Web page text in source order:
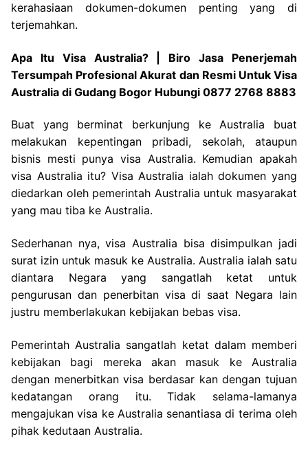
kerahasiaan dokumen-dokumen penting yang di
terjemahkan.
Apa Itu Visa Australia? | Biro Jasa Penerjemah
Tersumpah Profesional Akurat dan Resmi Untuk Visa
Australia di Gudang Bogor Hubungi 0877 2768 8883
Buat yang berminat berkunjung ke Australia buat
melakukan kepentingan pribadi, sekolah, ataupun
bisnis mesti punya visa Australia. Kemudian apakah
visa Australia itu? Visa Australia ialah dokumen yang
diedarkan oleh pemerintah Australia untuk masyarakat
yang mau tiba ke Australia.
Sederhanan nya, visa Australia bisa disimpulkan jadi
surat izin untuk masuk ke Australia. Australia ialah satu
diantara Negara yang sangatlah ketat untuk
pengurusan dan penerbitan visa di saat Negara lain
justru memberlakukan kebijakan bebas visa.
Pemerintah Australia sangatlah ketat dalam memberi
kebijakan bagi mereka akan masuk ke Australia
dengan menerbitkan visa berdasar kan dengan tujuan
kedatangan orang itu. Tidak selama-lamanya
mengajukan visa ke Australia senantiasa di terima oleh
pihak kedutaan Australia.